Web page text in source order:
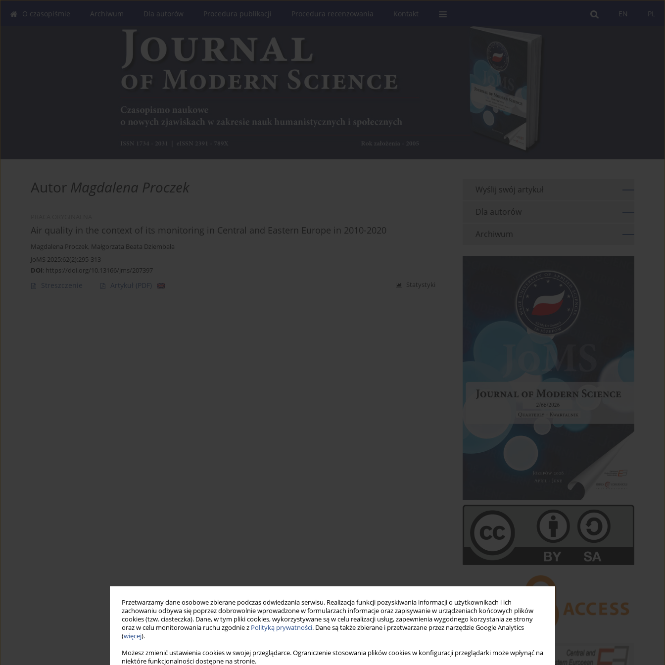
Przetwarzamy dane osobowe zbierane podczas odwiedzania serwisu. Realizacja funkcji pozyskiwania informacji o użytkownikach i ich
zachowaniu odbywa się poprzez dobrowolnie wprowadzone w formularzach informacje oraz zapisywanie w urządzeniach końcowych plików
cookies (tzw. ciasteczka). Dane, w tym pliki cookies, wykorzystywane są w celu realizacji usług, zapewnienia wygodnego korzystania ze strony
oraz w celu monitorowania ruchu zgodnie z Polityką prywatności. Dane są także zbierane i przetwarzane przez narzędzie Google Analytics
(więcej).
Możesz zmienić ustawienia cookies w swojej przeglądarce. Ograniczenie stosowania plików cookies w konfiguracji przeglądarki może wpłynąć na
niektóre funkcjonalności dostępne na stronie.
PL
EN
O czasopiśmie Archiwum Dla autorów Procedura publikacji Procedura recenzowania Kontakt
Autor Magdalena Proczek
Air quality in the context of its monitoring in Central and Eastern Europe in 2010-2020
Magdalena Proczek, Małgorzata Beata Dziembała
JoMS 2025;62(2):295-313
DOI: https://doi.org/10.13166/jms/207397
Streszczenie Artykuł (PDF) Statystyki
Wyślij swój artykuł
Dla autorów
Archiwum